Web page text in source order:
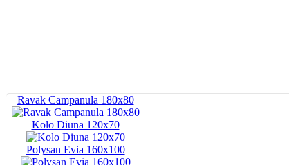
Ravak Campanula 180x80
Kolo Diuna 120х70
Polysan Evia 160x100